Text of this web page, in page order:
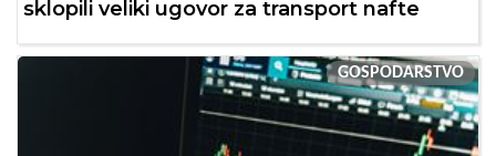
sklopili veliki ugovor za transport nafte
GOSPODARSTVO